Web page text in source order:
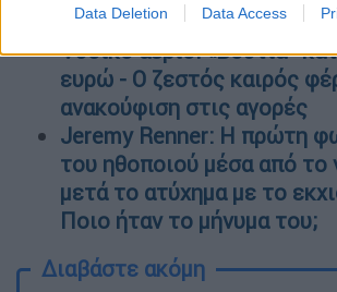
Data Deletion Data Access
ναρκωτικά με το
Φυσικό αέριο: «Βουτιά»
ευρώ - Ο ζεστός καιρός
ανακούφιση στις αγορές
Jeremy Renner: Η πρώτη
του ηθοποιού μέσα από το
μετά το ατύχημα με το
Ποιο ήταν το μήνυμα του;
Διαβάστε ακόμη